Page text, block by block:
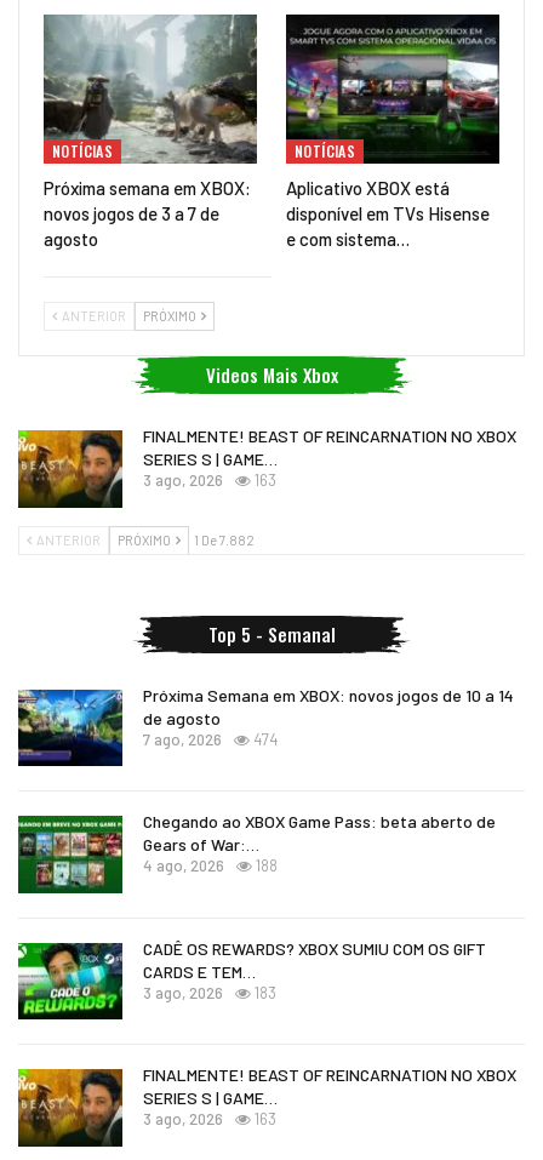
NOTÍCIAS
Próxima semana em XBOX:
novos jogos de 3 a 7 de
agosto
NOTÍCIAS
Aplicativo XBOX está
disponível em TVs Hisense
e com sistema…
ANTERIOR PRÓXIMO
Videos Mais Xbox
FINALMENTE! BEAST OF REINCARNATION NO XBOX
SERIES S | GAME…
3 ago, 2026 163
ANTERIOR PRÓXIMO 1 De 7.882
Top 5 - Semanal
Próxima Semana em XBOX: novos jogos de 10 a 14
de agosto
7 ago, 2026 474
Chegando ao XBOX Game Pass: beta aberto de
Gears of War:…
4 ago, 2026 188
CADÊ OS REWARDS? XBOX SUMIU COM OS GIFT
CARDS E TEM…
3 ago, 2026 183
FINALMENTE! BEAST OF REINCARNATION NO XBOX
SERIES S | GAME…
3 ago, 2026 163